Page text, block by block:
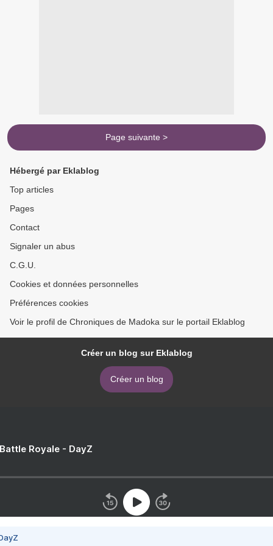
Page suivante >
Hébergé par Eklablog
Top articles
Pages
Contact
Signaler un abus
C.G.U.
Cookies et données personnelles
Préférences cookies
Voir le profil de Chroniques de Madoka sur le portail Eklablog
Créer un blog sur Eklablog
Créer un blog
Royale - DayZ